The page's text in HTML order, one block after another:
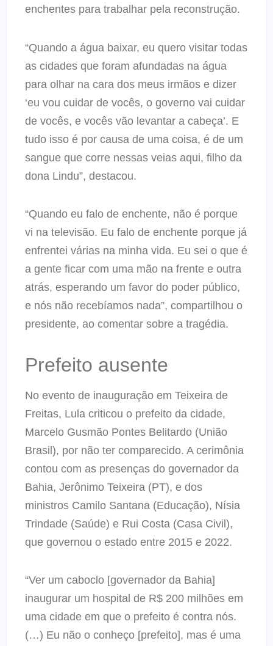
enchentes para trabalhar pela reconstrução.
“Quando a água baixar, eu quero visitar todas
as cidades que foram afundadas na água
para olhar na cara dos meus irmãos e dizer
‘eu vou cuidar de vocês, o governo vai cuidar
de vocês, e vocês vão levantar a cabeça’. E
tudo isso é por causa de uma coisa, é de um
sangue que corre nessas veias aqui, filho da
dona Lindu”, destacou.
“Quando eu falo de enchente, não é porque
vi na televisão. Eu falo de enchente porque já
enfrentei várias na minha vida. Eu sei o que é
a gente ficar com uma mão na frente e outra
atrás, esperando um favor do poder público,
e nós não recebíamos nada”, compartilhou o
presidente, ao comentar sobre a tragédia.
Prefeito ausente
No evento de inauguração em Teixeira de
Freitas, Lula criticou o prefeito da cidade,
Marcelo Gusmão Pontes Belitardo (União
Brasil), por não ter comparecido. A cerimônia
contou com as presenças do governador da
Bahia, Jerônimo Teixeira (PT), e dos
ministros Camilo Santana (Educação), Nísia
Trindade (Saúde) e Rui Costa (Casa Civil),
que governou o estado entre 2015 e 2022.
“Ver um caboclo [governador da Bahia]
inaugurar um hospital de R$ 200 milhões em
uma cidade em que o prefeito é contra nós.
(…) Eu não o conheço [prefeito], mas é uma